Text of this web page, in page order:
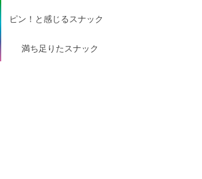
ピン！と感じるスナック
満ち足りたスナック